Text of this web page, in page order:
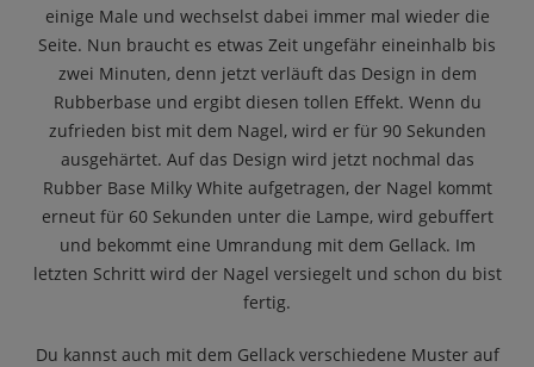
einige Male und wechselst dabei immer mal wieder die
Seite. Nun braucht es etwas Zeit ungefähr eineinhalb bis
zwei Minuten, denn jetzt verläuft das Design in dem
Rubberbase und ergibt diesen tollen Effekt. Wenn du
zufrieden bist mit dem Nagel, wird er für 90 Sekunden
ausgehärtet. Auf das Design wird jetzt nochmal das
Rubber Base Milky White aufgetragen, der Nagel kommt
erneut für 60 Sekunden unter die Lampe, wird gebuffert
und bekommt eine Umrandung mit dem Gellack. Im
letzten Schritt wird der Nagel versiegelt und schon du bist
fertig.
Du kannst auch mit dem Gellack verschiedene Muster auf